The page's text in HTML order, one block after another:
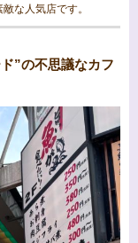
な人気店です。
”の不思議なカフ